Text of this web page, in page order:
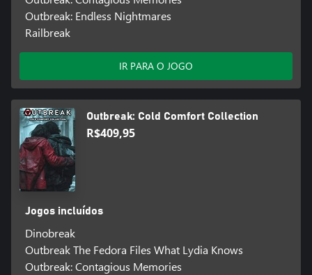
Outbreak: Endless Nightmares
Railbreak
IR PARA O JOGO
Outbreak: Cold Comfort Collection
R$409,95
Jogos incluídos
Dinobreak
Outbreak The Fedora Files What Lydia Knows
Outbreak: Contagious Memories